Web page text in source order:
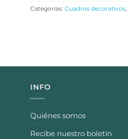
Categorías: Cuadros decorativos,
INFO
Quiénes somos
Recibe nuestro boletín